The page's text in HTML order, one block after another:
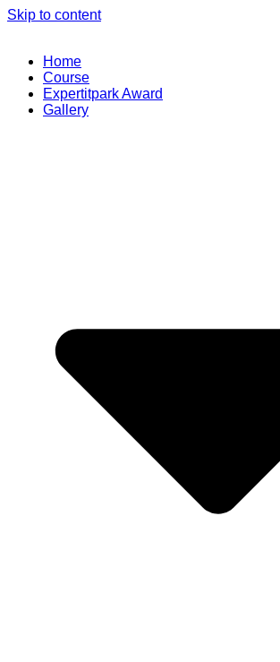
Skip to content
Home
Course
Expertitpark Award
Gallery